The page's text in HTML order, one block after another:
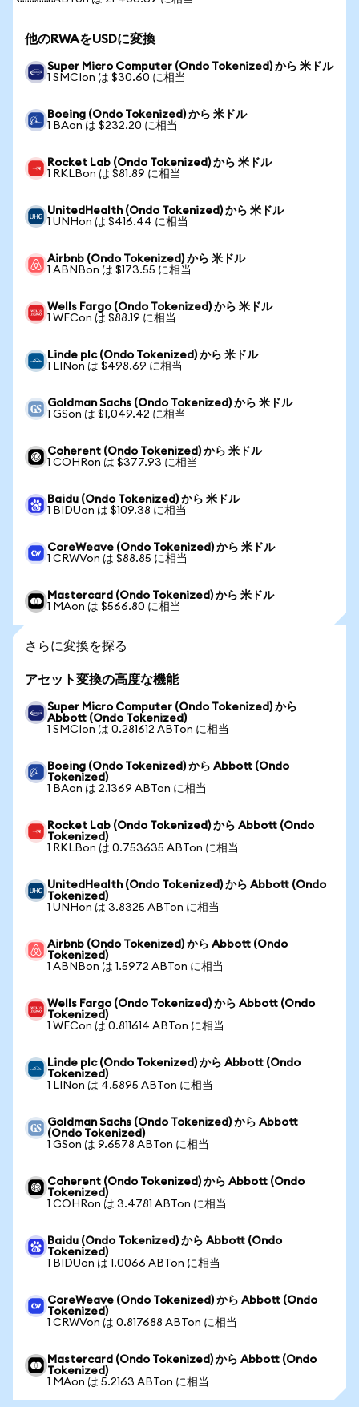
他のRWAをUSDに変換
Super Micro Computer (Ondo Tokenized) から 米ドル
1 SMCIon は $30.60 に相当
Boeing (Ondo Tokenized) から 米ドル
1 BAon は $232.20 に相当
Rocket Lab (Ondo Tokenized) から 米ドル
1 RKLBon は $81.89 に相当
UnitedHealth (Ondo Tokenized) から 米ドル
1 UNHon は $416.44 に相当
Airbnb (Ondo Tokenized) から 米ドル
1 ABNBon は $173.55 に相当
Wells Fargo (Ondo Tokenized) から 米ドル
1 WFCon は $88.19 に相当
Linde plc (Ondo Tokenized) から 米ドル
1 LINon は $498.69 に相当
Goldman Sachs (Ondo Tokenized) から 米ドル
1 GSon は $1,049.42 に相当
Coherent (Ondo Tokenized) から 米ドル
1 COHRon は $377.93 に相当
Baidu (Ondo Tokenized) から 米ドル
1 BIDUon は $109.38 に相当
CoreWeave (Ondo Tokenized) から 米ドル
1 CRWVon は $88.85 に相当
Mastercard (Ondo Tokenized) から 米ドル
1 MAon は $566.80 に相当
さらに変換を探る
アセット変換の高度な機能
Super Micro Computer (Ondo Tokenized) から
Abbott (Ondo Tokenized)
1 SMCIon は 0.281612 ABTon に相当
Boeing (Ondo Tokenized) から Abbott (Ondo
Tokenized)
1 BAon は 2.1369 ABTon に相当
Rocket Lab (Ondo Tokenized) から Abbott (Ondo
Tokenized)
1 RKLBon は 0.753635 ABTon に相当
UnitedHealth (Ondo Tokenized) から Abbott (Ondo
Tokenized)
1 UNHon は 3.8325 ABTon に相当
Airbnb (Ondo Tokenized) から Abbott (Ondo
Tokenized)
1 ABNBon は 1.5972 ABTon に相当
Wells Fargo (Ondo Tokenized) から Abbott (Ondo
Tokenized)
1 WFCon は 0.811614 ABTon に相当
Linde plc (Ondo Tokenized) から Abbott (Ondo
Tokenized)
1 LINon は 4.5895 ABTon に相当
Goldman Sachs (Ondo Tokenized) から Abbott
(Ondo Tokenized)
1 GSon は 9.6578 ABTon に相当
Coherent (Ondo Tokenized) から Abbott (Ondo
Tokenized)
1 COHRon は 3.4781 ABTon に相当
Baidu (Ondo Tokenized) から Abbott (Ondo
Tokenized)
1 BIDUon は 1.0066 ABTon に相当
CoreWeave (Ondo Tokenized) から Abbott (Ondo
Tokenized)
1 CRWVon は 0.817688 ABTon に相当
Mastercard (Ondo Tokenized) から Abbott (Ondo
Tokenized)
1 MAon は 5.2163 ABTon に相当